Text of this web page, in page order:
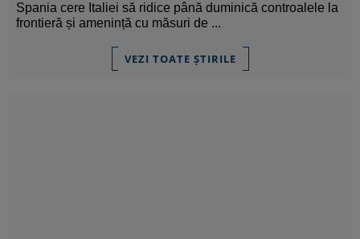
Spania cere Italiei să ridice până duminică controalele la
frontieră și amenință cu măsuri de ...
VEZI TOATE ȘTIRILE